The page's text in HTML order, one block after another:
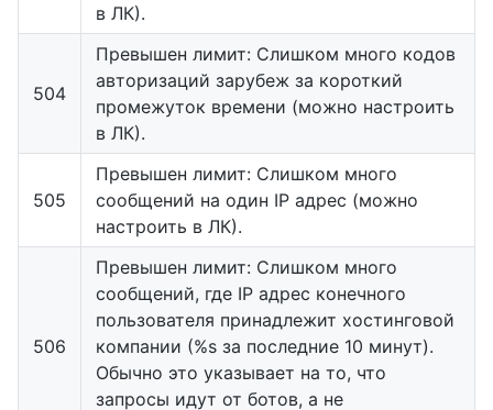
в ЛК).
504
Превышен лимит: Слишком много кодов
авторизаций зарубеж за короткий
промежуток времени (можно настроить
в ЛК).
505
Превышен лимит: Слишком много
сообщений на один IP адрес (можно
настроить в ЛК).
506
Превышен лимит: Слишком много
сообщений, где IP адрес конечного
пользователя принадлежит хостинговой
компании (%s за последние 10 минут).
Обычно это указывает на то, что
запросы идут от ботов, а не